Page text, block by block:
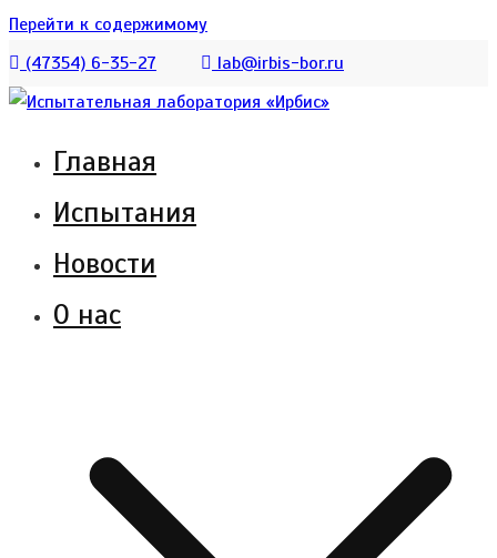
Перейти к содержимому
(47354) 6-35-27
lab@irbis-bor.ru
Испытательная лаборатория
«Ирбис»
Испытательная лаборатория АО «Ирбис»
создана для испытания котельного
оборудования и обеспечения полного
комплекса услуг по сертификации
Главная
Испытания
Новости
О нас